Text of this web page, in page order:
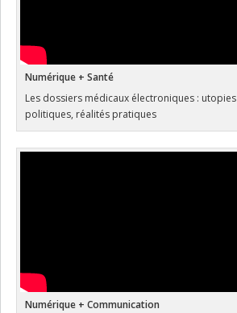
Numérique + Santé
Les dossiers médicaux électroniques : utopies
politiques, réalités pratiques
Numérique + Communication